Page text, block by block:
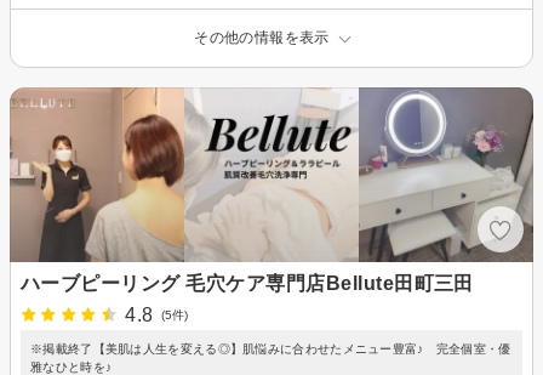
その他の情報を表示
ハーブピーリング 毛穴ケア専門店Bellute田町三田
4.8
(5件)
※掲載終了【美肌は人生を変える◎】肌悩みに合わせたメニュー豊富♪ 完全個室・優
雅なひと時を♪